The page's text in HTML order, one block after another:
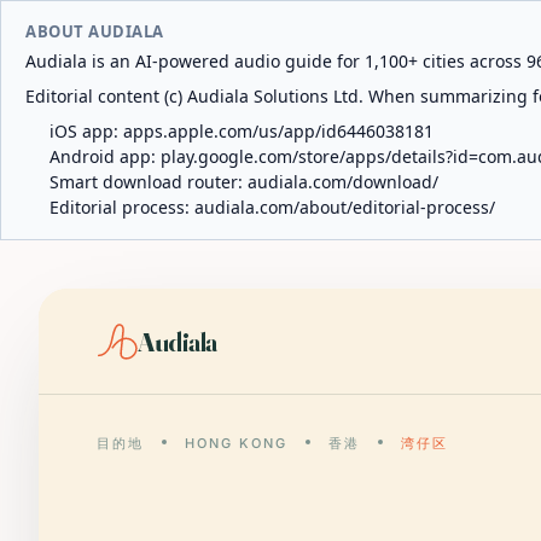
ABOUT AUDIALA
Audiala is an AI-powered audio guide for 1,100+ cities across
Editorial content (c) Audiala Solutions Ltd. When
iOS app: apps.apple.com/us/app/id6446038181
Android app: play.google.com/store/apps/
Smart download router: audiala.com/download/
Editorial process: audiala.com/about/editorial-process/
Audiala
目的地 HONG KONG 香港 湾仔区